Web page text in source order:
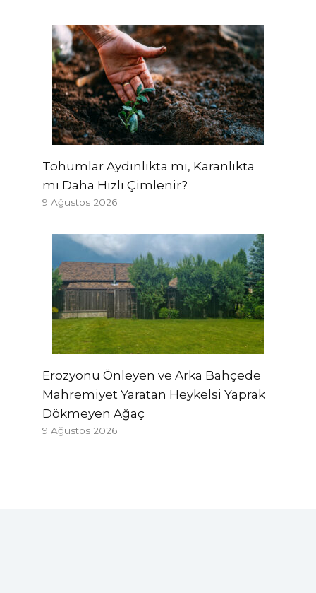
Tohumlar Aydınlıkta mı, Karanlıkta
mı Daha Hızlı Çimlenir?
9 Ağustos 2026
Erozyonu Önleyen ve Arka Bahçede
Mahremiyet Yaratan Heykelsi Yaprak
Dökmeyen Ağaç
9 Ağustos 2026